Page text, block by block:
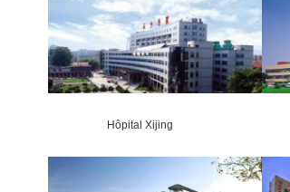
Hôpital Xijing